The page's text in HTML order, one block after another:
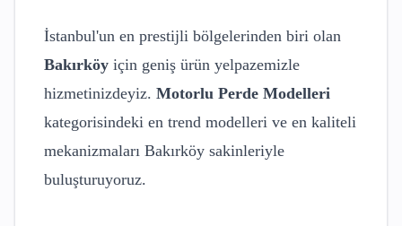
İstanbul'un en prestijli bölgelerinden biri olan
Bakırköy için geniş ürün yelpazemizle
hizmetinizdeyiz. Motorlu Perde Modelleri
kategorisindeki en trend modelleri ve en kaliteli
mekanizmaları Bakırköy sakinleriyle
buluşturuyoruz.